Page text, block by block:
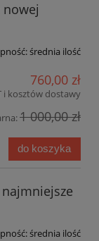
nowej
średnia ilość
760,00 zł
i kosztów dostawy
1 000,00 zł
do koszyka
najmniejsze
średnia ilość